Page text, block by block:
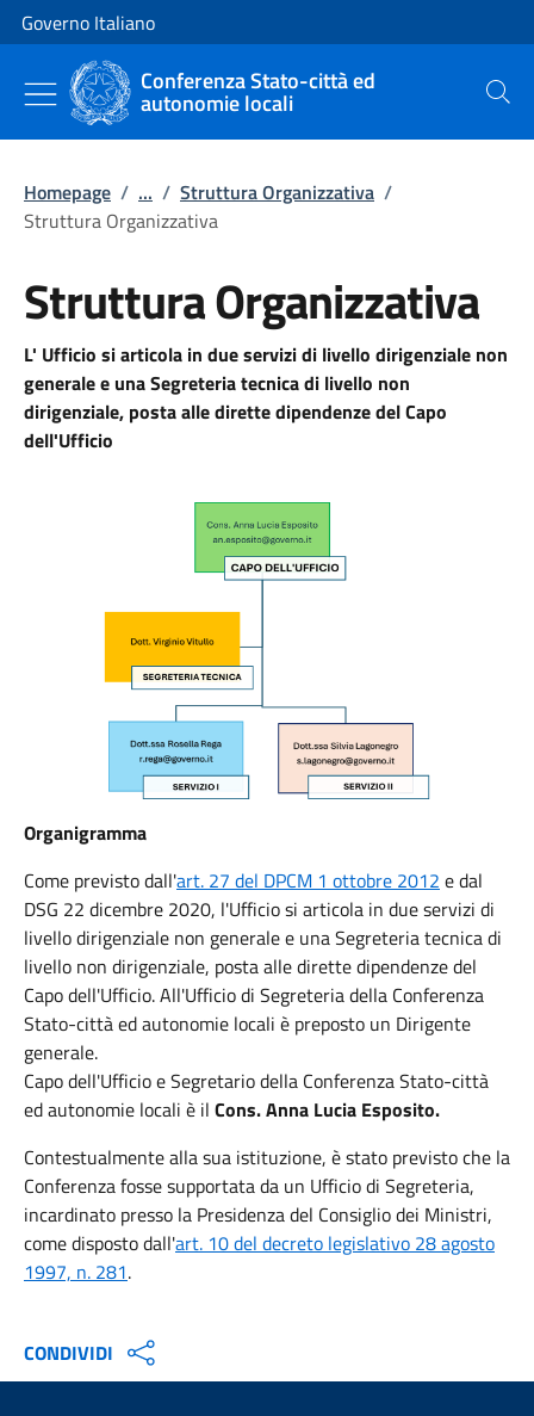
Vai al contenuto
Vai alla navigazione del sito
Governo Italiano
Conferenza Stato-città ed
autonomie locali Cerca
Homepage / ... / Struttura Organizzativa /
Struttura Organizzativa
Struttura Organizzativa
L' Ufficio si articola in due servizi di livello dirigenziale non
generale e una Segreteria tecnica di livello non
dirigenziale, posta alle dirette dipendenze del Capo
dell'Ufficio
Organigramma
Come previsto dall'art. 27 del DPCM 1 ottobre 2012 e dal
DSG 22 dicembre 2020, l'Ufficio si articola in due servizi di
livello dirigenziale non generale e una Segreteria tecnica di
livello non dirigenziale, posta alle dirette dipendenze del
Capo dell'Ufficio.All'Ufficio di Segreteria della Conferenza
Stato-città ed autonomie locali è preposto un Dirigente
generale.
Capo dell'Ufficio e Segretario della Conferenza Stato-città
ed autonomie locali è il Cons. Anna Lucia Esposito.
Contestualmente alla sua istituzione, è stato previsto che la
Conferenza fosse supportata da un Ufficio di Segreteria,
incardinato presso la Presidenza del Consiglio dei Ministri,
come disposto dall'art. 10 del decreto legislativo 28 agosto
1997, n. 281.
CONDIVIDI